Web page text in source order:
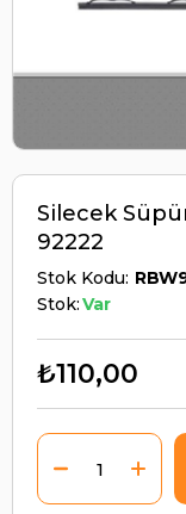
Silecek
92222
Stok Kodu
Stok:Var
₺110,00